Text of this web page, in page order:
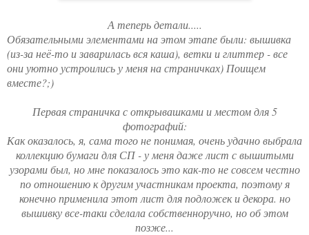
А теперь детали.....
Обязательными элементами на этом этапе были: вышивка
(из-за неё-то и заварилась вся каша), ветки и глиттер - все
они уютно устроились у меня на страничках) Поищем
вместе?;)
Первая страничка с открывашками и местом для 5
фотографий:
Как оказалось, я, сама того не понимая, очень удачно выбрала
коллекцию бумаги для СП - у меня даже лист с вышитыми
узорами был, но мне показалось это как-то не совсем честно
по отношению к другим участникам проекта, поэтому я
конечно применила этот лист для подложек и декора. но
вышивку все-таки сделала собственноручно, но об этом
позже...